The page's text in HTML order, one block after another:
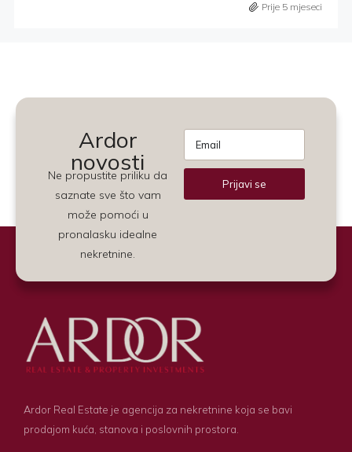
Prije 5 mjeseci
Ardor
novosti
Ne propustite priliku da
saznate sve što vam
može pomoći u
pronalasku idealne
nekretnine.
Prijavi se
Ardor Real Estate je agencija za nekretnine koja se bavi
prodajom kuća, stanova i poslovnih prostora.